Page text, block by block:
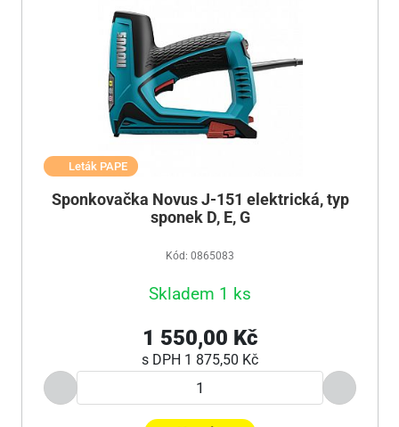
Leták PAPE
Sponkovačka Novus J-151 elektrická, typ
sponek D, E, G
Kód: 0865083
Skladem 1 ks
1 550,00 Kč
s DPH 1 875,50 Kč